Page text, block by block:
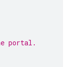
portal.